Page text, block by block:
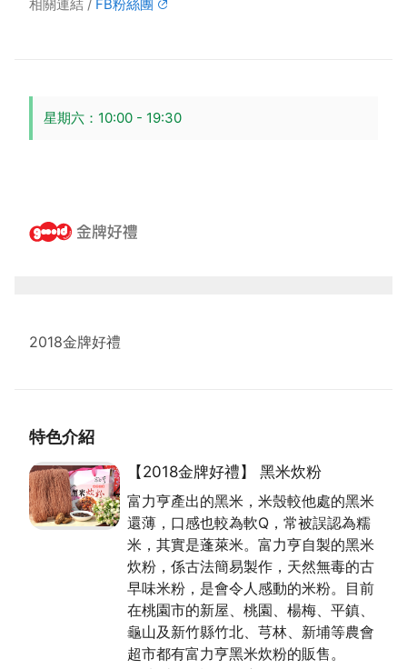
相關連結 FB粉絲團
星期六：10:00 - 19:30
2018金牌好禮
特色介紹
【2018金牌好禮】 黑米炊粉
富力亨產出的黑米，米殼較他處的黑米
還薄，口感也較為軟Q，常被誤認為糯
米，其實是蓬萊米。富力亨自製的黑米
炊粉，係古法簡易製作，天然無毒的古
早味米粉，是會令人感動的米粉。目前
在桃園市的新屋、桃園、楊梅、平鎮、
龜山及新竹縣竹北、芎林、新埔等農會
超市都有富力亨黑米炊粉的販售。